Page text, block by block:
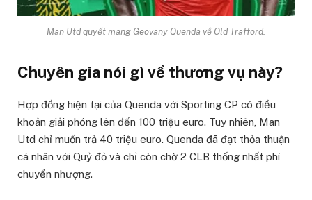
Man Utd quyết mang Geovany Quenda về Old Trafford.
Chuyên gia nói gì về thương vụ này?
Hợp đồng hiện tại của Quenda với Sporting CP có điều
khoản giải phóng lên đến 100 triệu euro. Tuy nhiên, Man
Utd chỉ muốn trả 40 triệu euro. Quenda đã đạt thỏa thuận
cá nhân với Quỷ đỏ và chỉ còn chờ 2 CLB thống nhất phí
chuyển nhượng.